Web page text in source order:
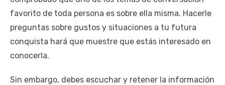
favorito de toda persona es sobre ella misma. Hacerle
preguntas sobre gustos y situaciones a tu futura
conquista hará que muestre que estás interesado en
conocerla.
Sin embargo, debes escuchar y retener la información